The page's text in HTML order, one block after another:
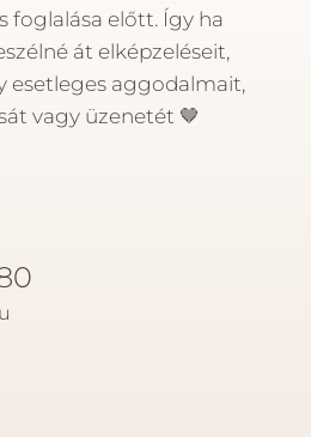
foglalása előtt. Így ha
át elképzeléseit,
esetleges aggodalmait,
vagy üzenetét 🤎